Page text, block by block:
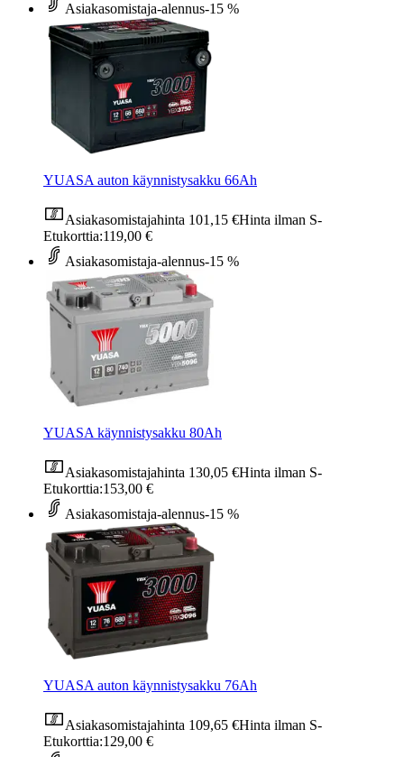
Asiakasomistaja-alennus-15 %
YUASA auton käynnistysakku 66Ah
Asiakasomistajahinta 101,15 €Hinta ilman S-
Etukorttia:119,00 €
Asiakasomistaja-alennus-15 %
YUASA käynnistysakku 80Ah
Asiakasomistajahinta 130,05 €Hinta ilman S-
Etukorttia:153,00 €
Asiakasomistaja-alennus-15 %
YUASA auton käynnistysakku 76Ah
Asiakasomistajahinta 109,65 €Hinta ilman S-
Etukorttia:129,00 €